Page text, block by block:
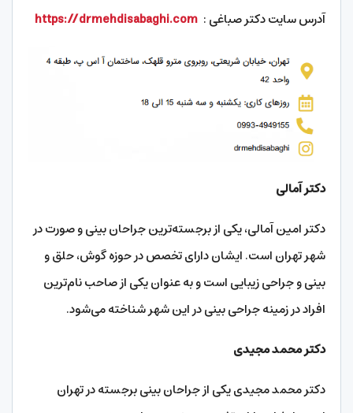
آدرس سایت دکتر صباغی : https://drmehdisabaghi.com
دکتر آمالی
دکتر امین آمالی، یکی از برجسته‌ترین جراحان بینی و صورت در
شهر تهران است. ایشان دارای تخصص در حوزه گوش، حلق و
بینی و جراحی زیبایی است و به عنوان یکی از صاحب نام‌ترین
افراد در زمینه جراحی بینی در این شهر شناخته می‌شود.
دکتر محمد مجیدی
دکتر محمد مجیدی یکی از جراحان بینی برجسته در تهران